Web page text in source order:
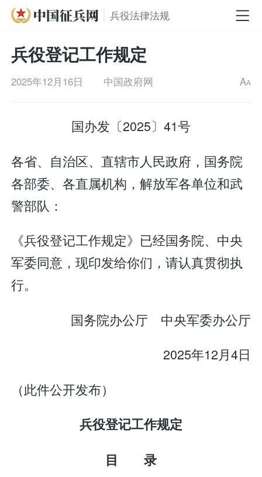
兵役法律法规
兵役登记工作规定
2025年12月16日 中国政府网 AA
国办发〔2025〕41号
各省、自治区、直辖市人民政府，国务院
各部委、各直属机构，解放军各单位和武
警部队：
《兵役登记工作规定》已经国务院、中央
军委同意，现印发给你们，请认真贯彻执
行。
国务院办公厅 中央军委办公厅
2025年12月4日
（此件公开发布）
兵役登记工作规定
目 录